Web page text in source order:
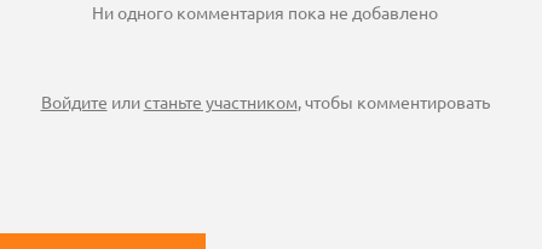
Ни одного комментария пока не добавлено
Войдите илистаньте участником, чтобы комментировать